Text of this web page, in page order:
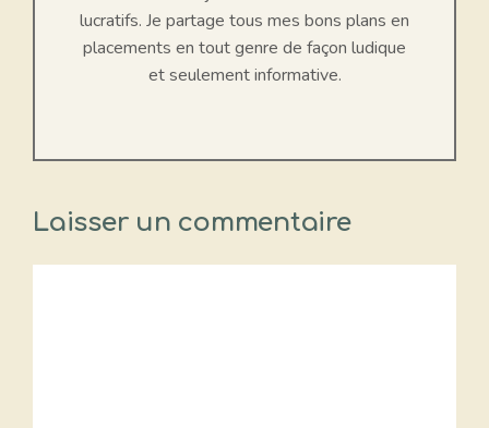
lucratifs. Je partage tous mes bons plans en
placements en tout genre de façon ludique
et seulement informative.
Laisser un commentaire